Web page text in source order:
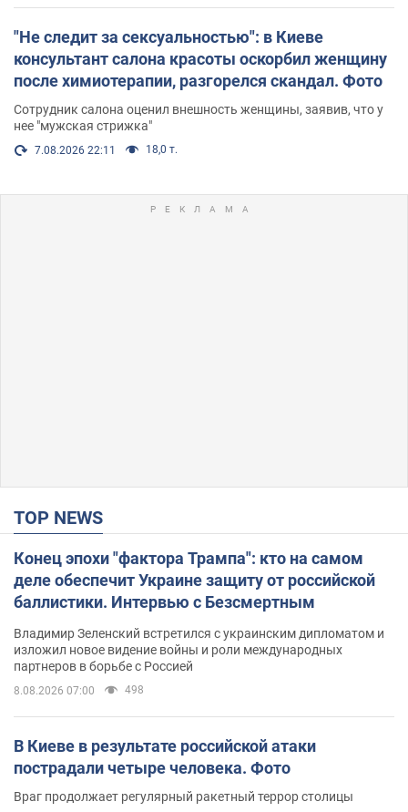
"Не следит за сексуальностью": в Киеве
консультант салона красоты оскорбил женщину
после химиотерапии, разгорелся скандал. Фото
Сотрудник салона оценил внешность женщины, заявив, что у
нее "мужская стрижка"
7.08.2026 22:11 18,0 т.
TOP NEWS
Конец эпохи "фактора Трампа": кто на самом
деле обеспечит Украине защиту от российской
баллистики. Интервью с Безсмертным
Владимир Зеленский встретился с украинским дипломатом и
изложил новое видение войны и роли международных
партнеров в борьбе с Россией
8.08.2026 07:00 498
В Киеве в результате российской атаки
пострадали четыре человека. Фото
Враг продолжает регулярный ракетный террор столицы